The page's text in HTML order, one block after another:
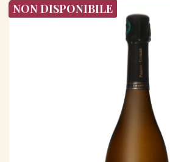
NON DISPONIBILE